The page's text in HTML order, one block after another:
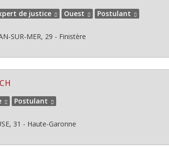
de justice Ouest Postulant
SUR-MER, 29 - Finistère
Postulant
31 - Haute-Garonne